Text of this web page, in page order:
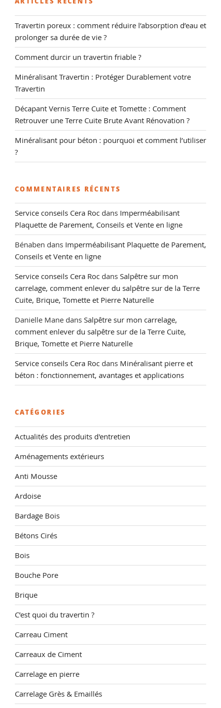
Travertin poreux : comment réduire l’absorption d’eau et
prolonger sa durée de vie ?
Comment durcir un travertin friable ?
Minéralisant Travertin : Protéger Durablement votre
Travertin
Décapant Vernis Terre Cuite et Tomette : Comment
Retrouver une Terre Cuite Brute Avant Rénovation ?
Minéralisant pour béton : pourquoi et comment l’utiliser
?
COMMENTAIRES RÉCENTS
Service conseils Cera Roc dans Imperméabilisant
Plaquette de Parement, Conseils et Vente en ligne
Bénaben dans Imperméabilisant Plaquette de Parement,
Conseils et Vente en ligne
Service conseils Cera Roc dans Salpêtre sur mon
carrelage, comment enlever du salpêtre sur de la Terre
Cuite, Brique, Tomette et Pierre Naturelle
Danielle Mane dans Salpêtre sur mon carrelage,
comment enlever du salpêtre sur de la Terre Cuite,
Brique, Tomette et Pierre Naturelle
Service conseils Cera Roc dans Minéralisant pierre et
béton : fonctionnement, avantages et applications
CATÉGORIES
Actualités des produits d'entretien
Aménagements extérieurs
Anti Mousse
Ardoise
Bardage Bois
Bétons Cirés
Bois
Bouche Pore
Brique
C’est quoi du travertin ?
Carreau Ciment
Carreaux de Ciment
Carrelage en pierre
Carrelage Grès & Emaillés